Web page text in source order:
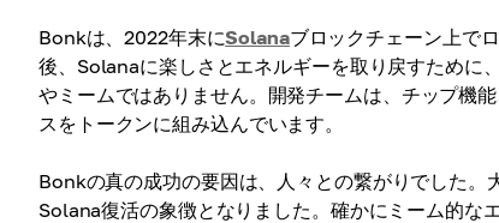
Bonkは、2022年末にSolanaブロックチェーン上で
後、Solanaに楽しさとエネルギーを取り戻すために
やミームではありません。開発チームは、チップ機
スをトークンに組み込んでいます。
Bonkの真の成功の要因は、人々との繋がりでした
Solana復活の象徴となりました。確かにミーム的な